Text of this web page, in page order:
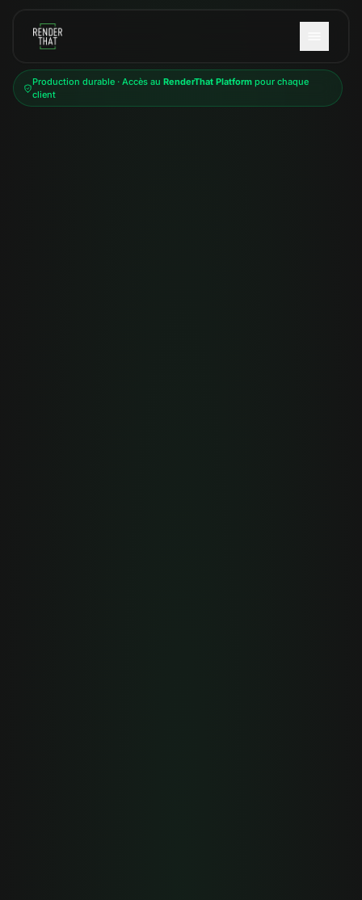
Production durable · Accès au RenderThat Platformpour chaque
client